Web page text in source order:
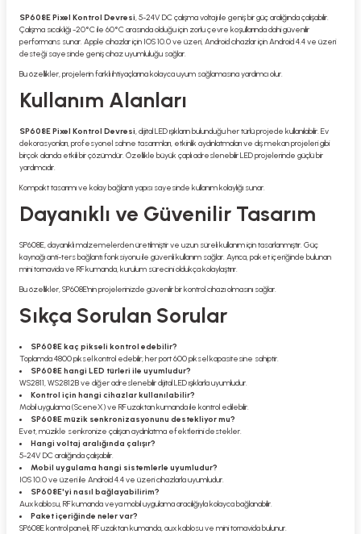
SP608E Pixel Kontrol Devresi, 5-24V DC çalışma voltajı ile geniş bir güç aralığında çalışabilir.
Çalışma sıcaklığı -20°C ile 60°C arasında olduğu için zorlu çevre koşullarında dahi güvenilir
performans sunar. Apple cihazlar için IOS 10.0 ve üzeri, Android cihazlar için Android 4.4 ve üzeri
desteği sayesinde geniş cihaz uyumluluğu sağlar.
Bu özellikler, projelerin farklı ihtiyaçlarına kolayca uyum sağlamasına yardımcı olur.
Kullanım Alanları
SP608E Pixel Kontrol Devresi, dijital LED ışıkların bulunduğu her türlü projede kullanılabilir. Ev
dekorasyonları, profesyonel sahne tasarımları, etkinlik aydınlatmaları ve dış mekan projeleri gibi
birçok alanda etkili bir çözümdür. Özellikle büyük çaplı adreslenebilir LED projelerinde güçlü bir
yardımcıdır.
Kompakt tasarımı ve kolay bağlantı yapısı sayesinde kullanım kolaylığı sunar.
Dayanıklı ve Güvenilir Tasarım
SP608E, dayanıklı malzemelerden üretilmiştir ve uzun süreli kullanım için tasarlanmıştır. Güç
kaynağı anti-ters bağlantı fonksiyonu ile güvenli kullanım sağlar. Ayrıca, paket içeriğinde bulunan
mini tornavida ve RF kumanda, kurulum sürecini oldukça kolaylaştırır.
Bu özellikler, SP608E'nin projelerinizde güvenilir bir kontrol cihazı olmasını sağlar.
Sıkça Sorulan Sorular
SP608E kaç pikseli kontrol edebilir?
Toplamda 4800 piksel kontrol edebilir; her port 600 piksel kapasitesine sahiptir.
SP608E hangi LED türleri ile uyumludur?
WS2811, WS2812B ve diğer adreslenebilir dijital LED ışıklarla uyumludur.
Kontrol için hangi cihazlar kullanılabilir?
Mobil uygulama (SceneX) ve RF uzaktan kumanda ile kontrol edilebilir.
SP608E müzik senkronizasyonunu destekliyor mu?
Evet, müzikle senkronize çalışan aydınlatma efektlerini destekler.
Hangi voltaj aralığında çalışır?
5-24V DC aralığında çalışabilir.
Mobil uygulama hangi sistemlerle uyumludur?
IOS 10.0 ve üzeri ile Android 4.4 ve üzeri cihazlarla uyumludur.
SP608E'yi nasıl bağlayabilirim?
Aux kablosu, RF kumanda veya mobil uygulama aracılığıyla kolayca bağlanabilir.
Paket içeriğinde neler var?
SP608E kontrol paneli, RF uzaktan kumanda, aux kablosu ve mini tornavida bulunur.